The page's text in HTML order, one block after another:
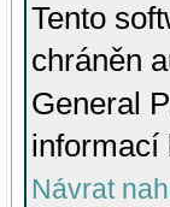
Tento
chráněn
General
informací
Návrat